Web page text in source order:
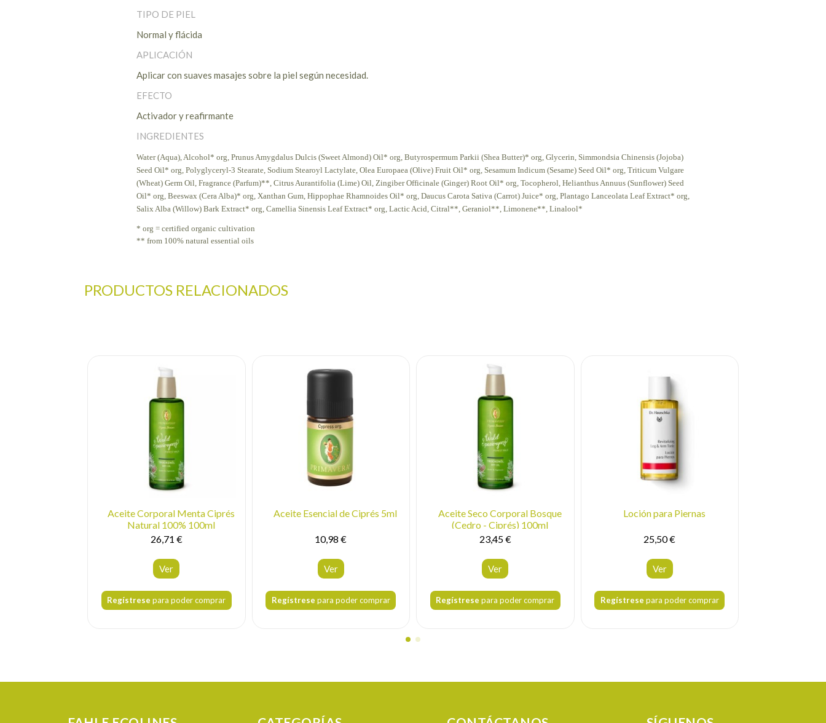
TIPO DE PIEL
Normal y flácida
APLICACIÓN
Aplicar con suaves masajes sobre la piel según necesidad.
EFECTO
Activador y reafirmante
INGREDIENTES
Water (Aqua), Alcohol* org, Prunus Amygdalus Dulcis (Sweet Almond) Oil* org, Butyrospermum Parkii (Shea Butter)* org, Glycerin, Simmondsia Chinensis (Jojoba)
Seed Oil* org, Polyglyceryl-3 Stearate, Sodium Stearoyl Lactylate, Olea Europaea (Olive) Fruit Oil* org, Sesamum Indicum (Sesame) Seed Oil* org, Triticum Vulgare
(Wheat) Germ Oil, Fragrance (Parfum)**, Citrus Aurantifolia (Lime) Oil, Zingiber Officinale (Ginger) Root Oil* org, Tocopherol, Helianthus Annuus (Sunflower) Seed
Oil* org, Beeswax (Cera Alba)* org, Xanthan Gum, Hippophae Rhamnoides Oil* org, Daucus Carota Sativa (Carrot) Juice* org, Plantago Lanceolata Leaf Extract* org,
Salix Alba (Willow) Bark Extract* org, Camellia Sinensis Leaf Extract* org, Lactic Acid, Citral**, Geraniol**, Limonene**, Linalool*
* org = certified organic cultivation
** from 100% natural essential oils
PRODUCTOS RELACIONADOS
Aceite Corporal Menta Ciprés
Natural 100% 100ml
26,71 €
Ver
Regístrese para poder comprar
Aceite Esencial de Ciprés 5ml
10,98 €
Ver
Regístrese para poder comprar
Aceite Seco Corporal Bosque
(Cedro - Ciprés) 100ml
23,45 €
Ver
Regístrese para poder comprar
Loción para Piernas
25,50 €
Ver
Regístrese para poder comprar